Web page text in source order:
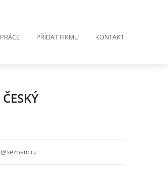
PRÁCE PŘIDAT FIRMU KONTAKT